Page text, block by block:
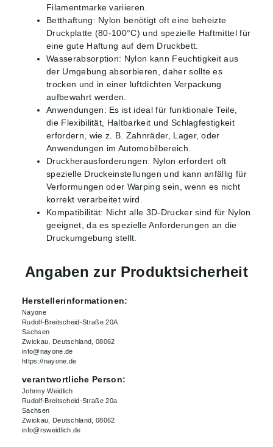
Filamentmarke variieren.
Betthaftung: Nylon benötigt oft eine beheizte
Druckplatte (80-100°C) und spezielle Haftmittel für
eine gute Haftung auf dem Druckbett.
Wasserabsorption: Nylon kann Feuchtigkeit aus
der Umgebung absorbieren, daher sollte es
trocken und in einer luftdichten Verpackung
aufbewahrt werden.
Anwendungen: Es ist ideal für funktionale Teile,
die Flexibilität, Haltbarkeit und Schlagfestigkeit
erfordern, wie z. B. Zahnräder, Lager, oder
Anwendungen im Automobilbereich.
Druckherausforderungen: Nylon erfordert oft
spezielle Druckeinstellungen und kann anfällig für
Verformungen oder Warping sein, wenn es nicht
korrekt verarbeitet wird.
Kompatibilität: Nicht alle 3D-Drucker sind für Nylon
geeignet, da es spezielle Anforderungen an die
Druckumgebung stellt.
Angaben zur Produktsicherheit
Herstellerinformationen:
Nayone
Rudolf-Breitscheid-Straße 20A
Sachsen
Zwickau, Deutschland, 08062
info@nayone.de
https://nayone.de
verantwortliche Person:
Johnny Weidlich
Rudolf-Breitscheid-Straße 20a
Sachsen
Zwickau, Deutschland, 08062
info@rsweidlich.de